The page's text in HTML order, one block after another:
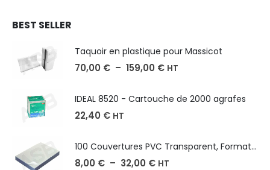
BEST SELLER
Taquoir en plastique pour Massicot
70,00 € – 159,00 € HT
IDEAL 8520 - Cartouche de 2000 agrafes
22,40 € HT
100 Couvertures PVC Transparent, Format A3-A4-A5
8,00 € – 32,00 € HT